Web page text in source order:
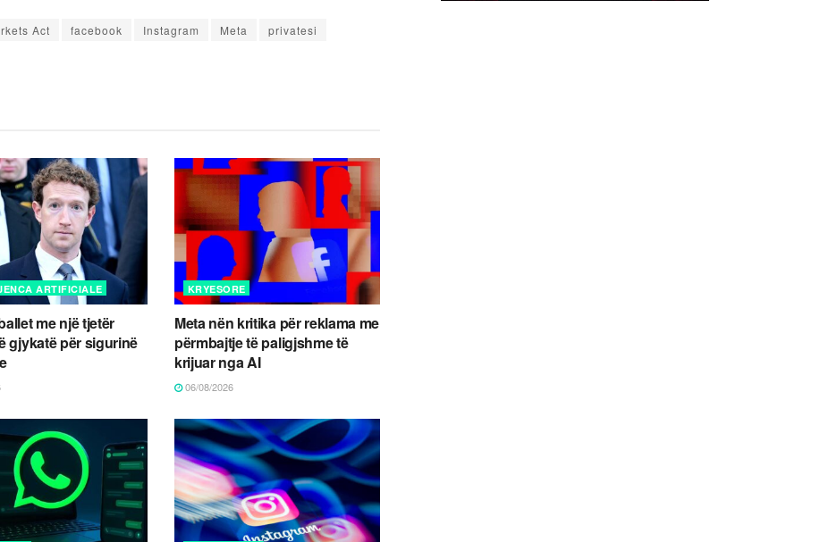
Act facebook Instagram Meta
privatesi
ARTIFICIALE
me një tjetër
gjykatë për sigurinë
KRYESORE
Meta nën kritika për reklama me
përmbajtje të paligjshme të
krijuar nga AI
06/08/2026